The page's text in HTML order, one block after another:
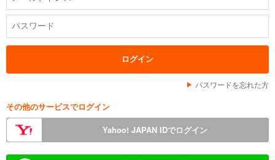
パスワードを忘れた方
その他のサービスでログイン
Yahoo! JAPAN IDでログイン